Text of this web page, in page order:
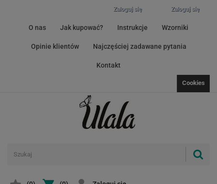
Zaloguj się
Zaloguj się
O nas Jak kupować? Instrukcje Wzorniki
Opinie klientów Najczęściej zadawane pytania
Kontakt
Cookies